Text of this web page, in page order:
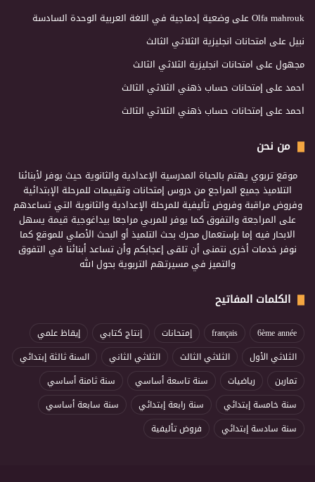
Olfa mahroukعلى وضعية إدماجية في اللغة العربية الوحدة السادسة
نبيلعلى امتحانات انجليزية الثلاثي الثالث
مجهولعلى امتحانات انجليزية الثلاثي الثالث
احمدعلى إمتحانات حساب ذهني الثلاثي الثالث
احمدعلى إمتحانات حساب ذهني الثلاثي الثالث
من نحن
موقع تربوي يهتم بالحياة المدرسية الإعدادية والثانوية حيث يوفر لأبنائنا
التلاميذ جميع المراجع من دروس إمتحانات وتقييمات للمرحلة الإبتدائية
وفروض مراقبة وفروض تأليفية للمرحلة الإعدادية والثانوية التي تساعدهم
على المراجعة والتفوق كما يوفر للمربي مراجعا بيداغوجية قيمة يسهل
الابحار فيه إما بإستعمال محرك بحث التلميذ أو البحث الأصلي للموقع كما
نوفر خدمات أخرى نتمنى أن تلقى إعجابكم وأن تساعد أبنائنا في التفوق
والتميز في مسيرتهم التربوية بحول الله
الكلمات المفاتيح
6ème année
français إمتحانات إنتاج كتابي
إيقاظ علمي
الثلاثي الأول
الثلاثي الثالث الثلاثي الثاني
السنة ثالثة إبتدائي
تمارين
رياضيات سنة تاسعة أساسي
سنة ثامنة أساسي
سنة خامسة إبتدائي
سنة رابعة إبتدائي
سنة سابعة أساسي
سنة سادسة إبتدائي
فروض تأليفية